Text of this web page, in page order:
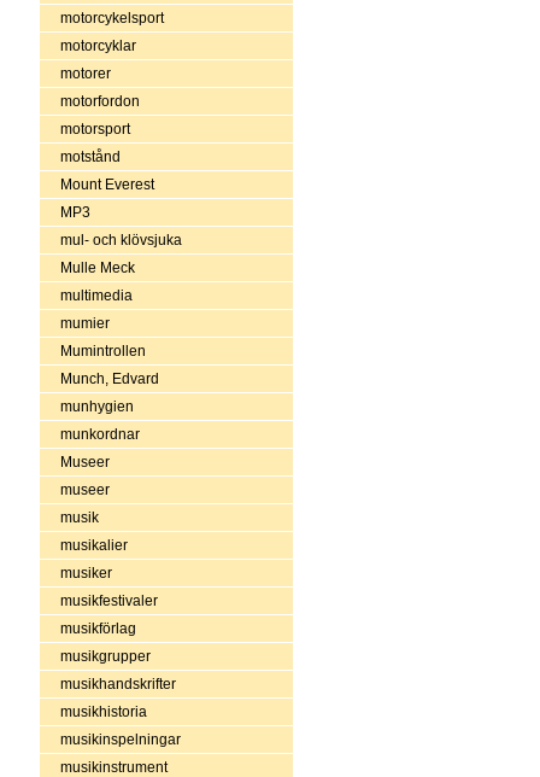
motorcykelsport
motorcyklar
motorer
motorfordon
motorsport
motstånd
Mount Everest
MP3
mul- och klövsjuka
Mulle Meck
multimedia
mumier
Mumintrollen
Munch, Edvard
munhygien
munkordnar
Museer
museer
musik
musikalier
musiker
musikfestivaler
musikförlag
musikgrupper
musikhandskrifter
musikhistoria
musikinspelningar
musikinstrument